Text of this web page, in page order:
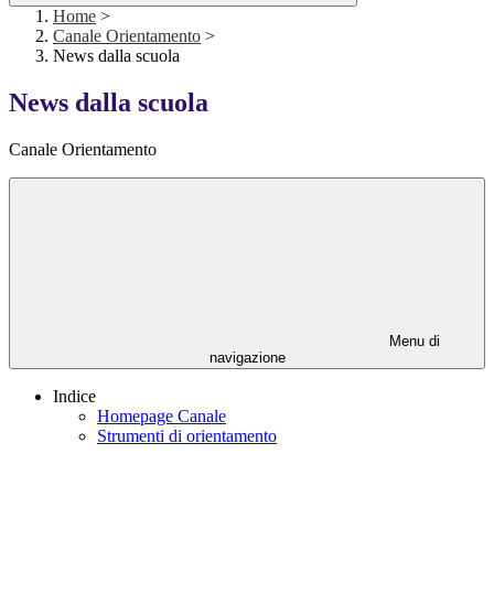
Home >
Canale Orientamento >
News dalla scuola
News dalla scuola
Canale Orientamento
Menu di
navigazione
Indice
Homepage Canale
Strumenti di orientamento